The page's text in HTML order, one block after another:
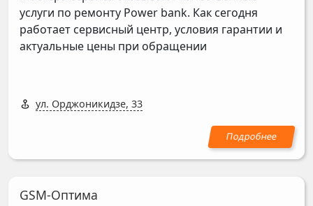
услуги по ремонту Power bank. Как сегодня
работает сервисный центр, условия гарантии и
актуальные цены при обращении
ул. Орджоникидзе, 33
GSM-Оптима